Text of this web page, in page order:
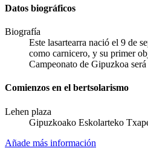
Datos biográficos
Biografía
Este lasartearra nació el 9 de
como carnicero, y su primer
Campeonato de Gipuzkoa
Comienzos en el bertsolarismo
Lehen plaza
Gipuzkoako Eskolarteko
Añade más información